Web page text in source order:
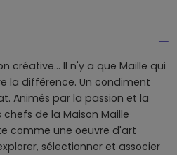
créative... Il n'y a que Maille qui
la différence. Un condiment
Animés par la passion et la
de la Maison Maille
comme une oeuvre d'art
sélectionner et associer